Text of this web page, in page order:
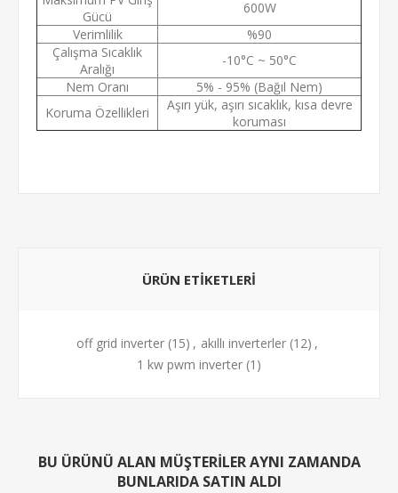
Gücü
600W
Verimlilik
%90
Çalışma Sıcaklık
Aralığı
-10°C ~ 50°C
Nem Oranı
5% - 95% (Bağıl Nem)
Koruma Özellikleri
Aşırı yük, aşırı sıcaklık, kısa devre
koruması
ÜRÜN ETIKETLERI
off grid inverter (15) , akıllı inverterler (12) ,
1 kw pwm inverter (1)
BU ÜRÜNÜ ALAN MÜŞTERILER AYNI ZAMANDA
BUNLARIDA SATIN ALDI